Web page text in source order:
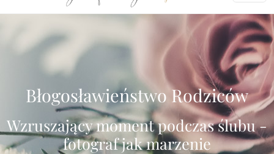
Błogosławieństwo Rodziców
Wzruszający moment podczas ślubu -
fotograf jak marzenie